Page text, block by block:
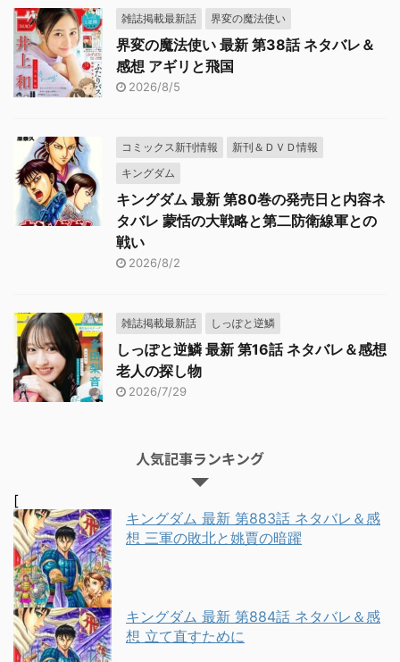
雑誌掲載最新話 界変の魔法使い
界変の魔法使い 最新 第38話 ネタバレ＆
感想 アギリと飛国
2026/8/5
コミックス新刊情報
新刊＆ＤＶＤ情報
キングダム
キングダム 最新 第80巻の発売日と内容ネ
タバレ 蒙恬の大戦略と第二防衛線軍との
戦い
2026/8/2
雑誌掲載最新話 しっぽと逆鱗
しっぽと逆鱗 最新 第16話 ネタバレ＆感想
老人の探し物
2026/7/29
人気記事ランキング
[
キングダム 最新 第883話 ネタバレ＆感
想 三軍の敗北と姚賈の暗躍
キングダム 最新 第884話 ネタバレ＆感
想 立て直すために